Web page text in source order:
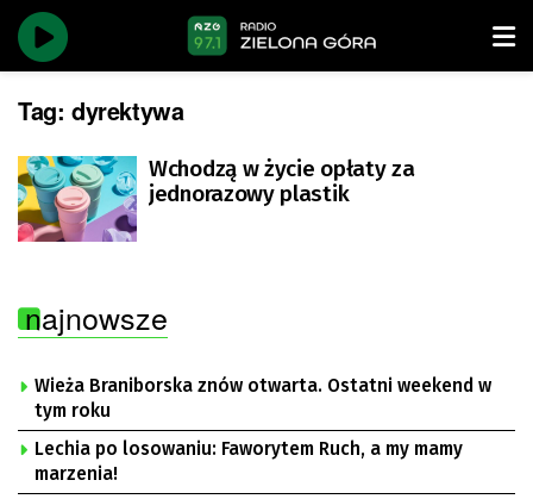
Tag: dyrektywa
Wchodzą w życie opłaty za
jednorazowy plastik
najnowsze
Wieża Braniborska znów otwarta. Ostatni weekend w
tym roku
Lechia po losowaniu: Faworytem Ruch, a my mamy
marzenia!